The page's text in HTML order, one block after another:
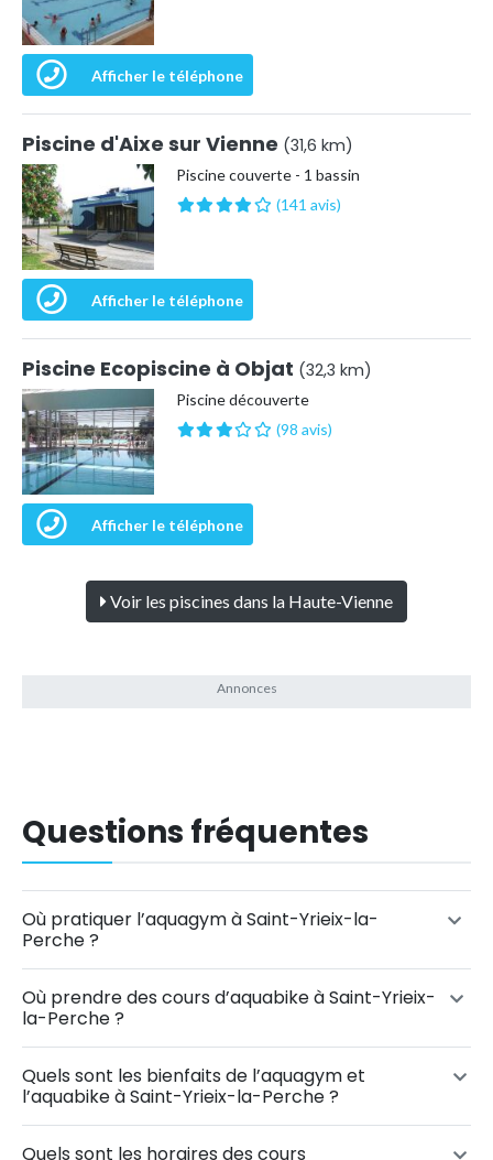
Afficher le téléphone
Piscine d'Aixe sur Vienne (31,6 km)
Piscine couverte - 1 bassin
(141 avis)
Afficher le téléphone
Piscine Ecopiscine à Objat (32,3 km)
Piscine découverte
(98 avis)
Afficher le téléphone
Voir les piscines dans la Haute-Vienne
Questions fréquentes
Où pratiquer l’aquagym à Saint-Yrieix-la-
Perche ?
Où prendre des cours d’aquabike à Saint-Yrieix-
la-Perche ?
Quels sont les bienfaits de l’aquagym et
l’aquabike à Saint-Yrieix-la-Perche ?
Quels sont les horaires des cours